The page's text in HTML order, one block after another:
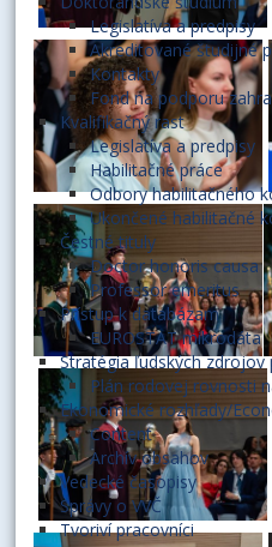
Legislatíva a predpisy
Akreditované študijné
Kontakty
Fond na podporu
Kvalifikačný rast
Legislatíva a predpisy
Habilitačné práce
Odbory habilitačného
Ukončené habilitačné
Čestné tituly
Doctor honoris causa
Professor emeritus
Prístup k databázam
EUROSTAT mikrodáta
Stratégia ľudských zdrojov
Plán rodovej rovnosti
Ekonomické rozhľady/
Content
Archív obsahov
Vedecké časopisy
Správy o VVČ
Tvoriví pracovníci